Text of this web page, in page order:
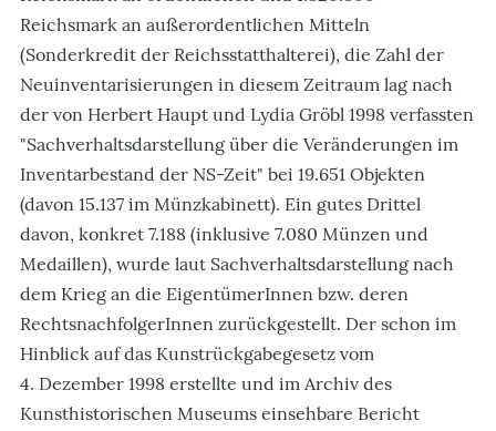
Reichsmark an außerordentlichen Mitteln
(Sonderkredit der Reichsstatthalterei), die Zahl der
Neuinventarisierungen in diesem Zeitraum lag nach
der von Herbert Haupt und Lydia Gröbl 1998 verfassten
"Sachverhaltsdarstellung über die Veränderungen im
Inventarbestand der NS-Zeit" bei 19.651 Objekten
(davon 15.137 im Münzkabinett). Ein gutes Drittel
davon, konkret 7.188 (inklusive 7.080 Münzen und
Medaillen), wurde laut Sachverhaltsdarstellung nach
dem Krieg an die EigentümerInnen bzw. deren
RechtsnachfolgerInnen zurückgestellt. Der schon im
Hinblick auf das Kunstrückgabegesetz vom
4. Dezember 1998 erstellte und im Archiv des
Kunsthistorischen Museums einsehbare Bericht